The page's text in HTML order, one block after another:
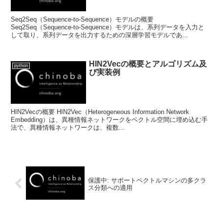
Seq2Seq（Sequence-to-Sequence）モデルの概要
Seq2Seq（Sequence-to-Sequence）モデルは、系列データを入力と
して取り、系列データを出力するための深層学習モデルであ...
python
HIN2Vecの概要とアルゴリズム及
び実装例
HIN2Vecの概要 HIN2Vec（Heterogeneous Information Network
Embedding）は、異種情報ネットワークをベクトル空間に埋め込む手
法で、異種情報ネットワークは、複数...
保護中: サポートベクトルマシンの多クラ
ス分類への適用